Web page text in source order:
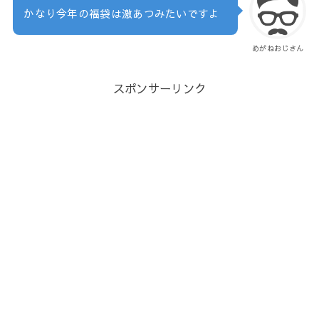
めがねおじさん
かなり今年の福袋は激あつみたいですよ
スポンサーリンク